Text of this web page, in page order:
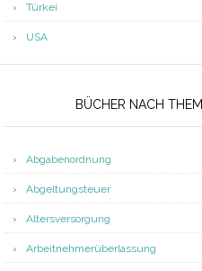
Türkei
USA
BÜCHER NACH
Abgabenordnung
Abgeltungsteuer
Altersversorgung
Arbeitnehmerüberlassung